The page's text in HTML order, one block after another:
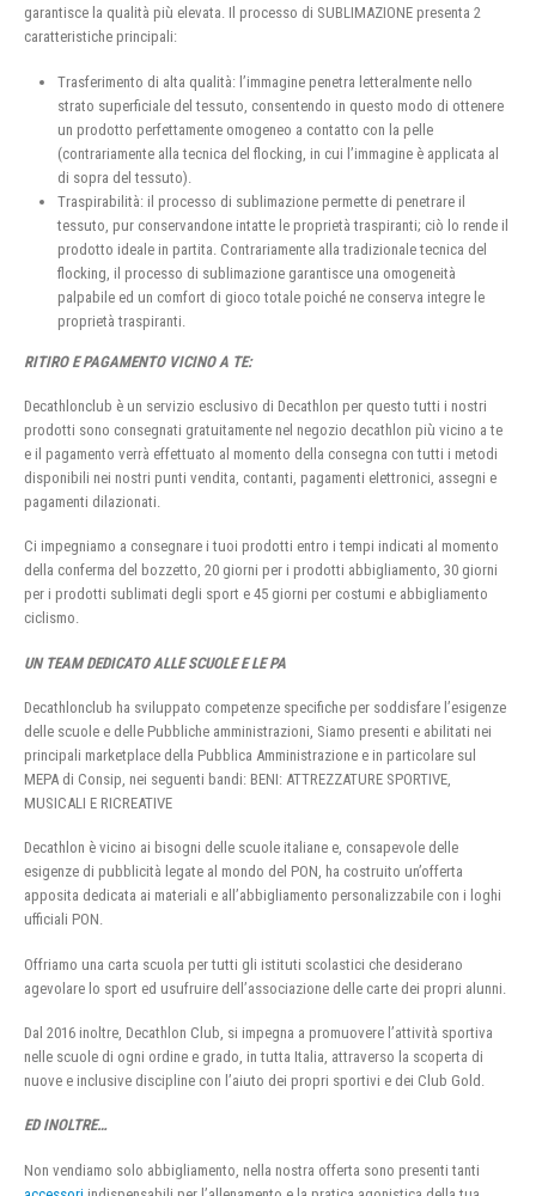
garantisce la qualità più elevata. Il processo di SUBLIMAZIONE presenta 2
caratteristiche principali:
Trasferimento di alta qualità: l’immagine penetra letteralmente nello
strato superficiale del tessuto, consentendo in questo modo di ottenere
un prodotto perfettamente omogeneo a contatto con la pelle
(contrariamente alla tecnica del flocking, in cui l’immagine è applicata al
di sopra del tessuto).
Traspirabilità: il processo di sublimazione permette di penetrare il
tessuto, pur conservandone intatte le proprietà traspiranti; ciò lo rende il
prodotto ideale in partita. Contrariamente alla tradizionale tecnica del
flocking, il processo di sublimazione garantisce una omogeneità
palpabile ed un comfort di gioco totale poiché ne conserva integre le
proprietà traspiranti.
RITIRO E PAGAMENTO VICINO A TE:
Decathlonclub è un servizio esclusivo di Decathlon per questo tutti i nostri
prodotti sono consegnati gratuitamente nel negozio decathlon più vicino a te
e il pagamento verrà effettuato al momento della consegna con tutti i metodi
disponibili nei nostri punti vendita, contanti, pagamenti elettronici, assegni e
pagamenti dilazionati.
Ci impegniamo a consegnare i tuoi prodotti entro i tempi indicati al momento
della conferma del bozzetto, 20 giorni per i prodotti abbigliamento, 30 giorni
per i prodotti sublimati degli sport e 45 giorni per costumi e abbigliamento
ciclismo.
UN TEAM DEDICATO ALLE SCUOLE E LE PA
Decathlonclub ha sviluppato competenze specifiche per soddisfare l’esigenze
delle scuole e delle Pubbliche amministrazioni, Siamo presenti e abilitati nei
principali marketplace della Pubblica Amministrazione e in particolare sul
MEPA di Consip, nei seguenti bandi: BENI: ATTREZZATURE SPORTIVE,
MUSICALI E RICREATIVE
Decathlon è vicino ai bisogni delle scuole italiane e, consapevole delle
esigenze di pubblicità legate al mondo del PON, ha costruito un’offerta
apposita dedicata ai materiali e all’abbigliamento personalizzabile con i loghi
ufficiali PON.
Offriamo una carta scuola per tutti gli istituti scolastici che desiderano
agevolare lo sport ed usufruire dell’associazione delle carte dei propri alunni.
Dal 2016 inoltre, Decathlon Club, si impegna a promuovere l’attività sportiva
nelle scuole di ogni ordine e grado, in tutta Italia, attraverso la scoperta di
nuove e inclusive discipline con l’aiuto dei propri sportivi e dei Club Gold.
ED INOLTRE…
Non vendiamo solo abbigliamento, nella nostra offerta sono presenti tanti